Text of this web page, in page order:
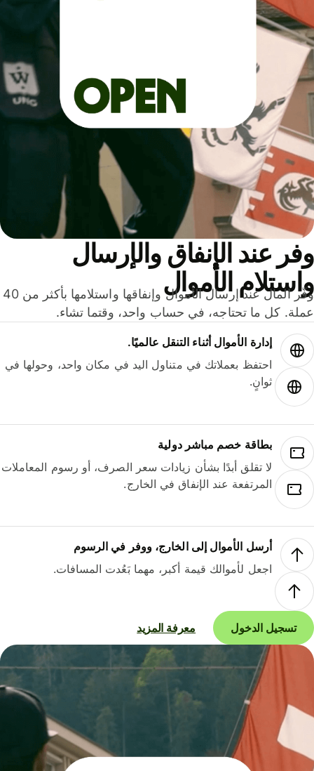
عند الإنفاق والإرسال
الأموال
وفّر المال عند إرسال الأموال وإنفاقها واستلامها بأكثر من 40
كل ما تحتاجه، في حساب واحد، وقتما تشاء.
إدارة الأموال أثناء التنقل عالميًا.
احتفظ بعملاتك في متناول اليد في مكان واحد، وحولها في
ثوانٍ.
بطاقة خصم مباشر دولية
لا تقلق أبدًا بشأن زيادات سعر الصرف، أو رسوم المعاملات
المرتفعة عند الإنفاق في الخارج.
أرسل الأموال إلى الخارج، ووفر في الرسوم
اجعل لأموالك قيمة أكبر، مهما بَعُدت المسافات.
تسجيل الدخول معرفة المزيد